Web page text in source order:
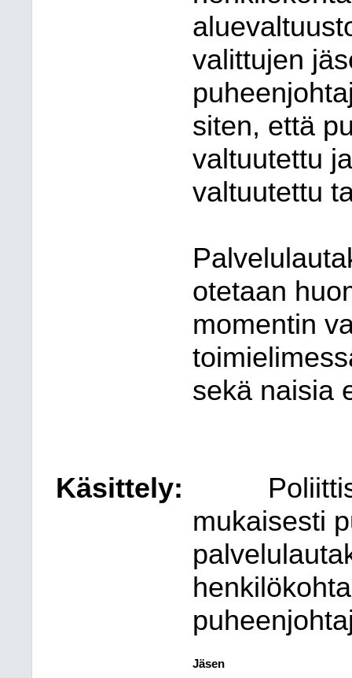
valittujen
siten, että
valtuutettu
valtuutettu
otetaan
momentin
sekä naisia
Käsittely:
mukaisesti
Jäsen​